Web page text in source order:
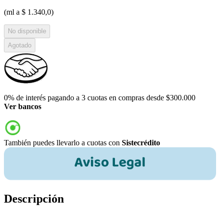
(ml a $ 1.340,0)
No disponible
Agotado
0% de interés pagando a 3 cuotas en compras desde $300.000
Ver bancos
También puedes llevarlo a cuotas con Sistecrédito
Descripción